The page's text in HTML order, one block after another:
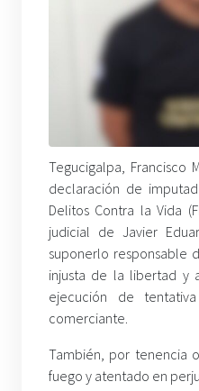
Tegucigalpa, Francisco
declaración de
Delitos Contra la Vida
judicial de Javier
suponerlo responsable
injusta de la libertad y
ejecución de
comerciante.
También, por tenencia
fuego y atentado en